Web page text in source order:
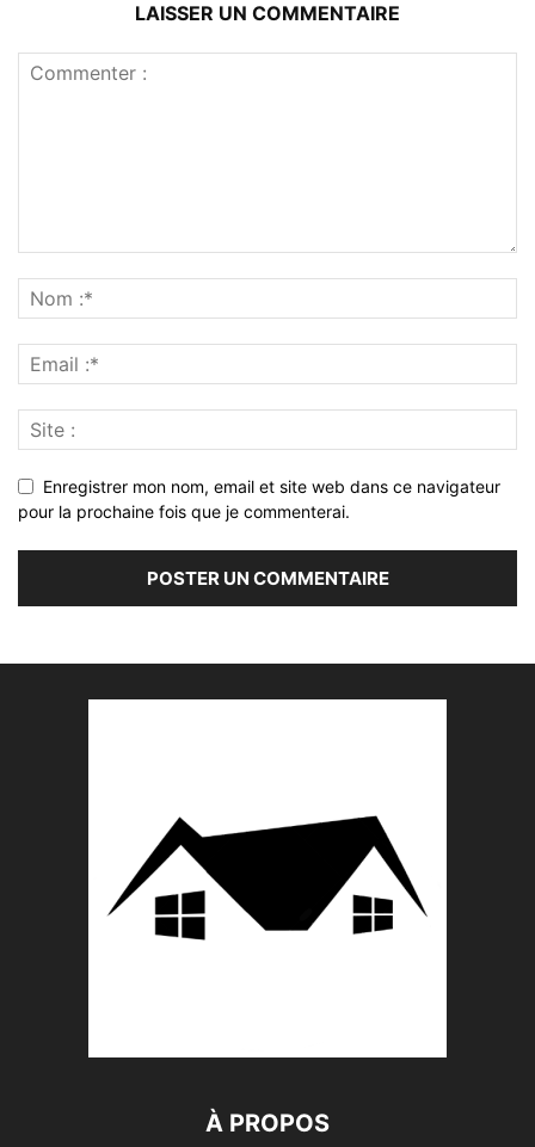
LAISSER UN COMMENTAIRE
Enregistrer mon nom, email et site web dans ce navigateur
pour la prochaine fois que je commenterai.
À PROPOS